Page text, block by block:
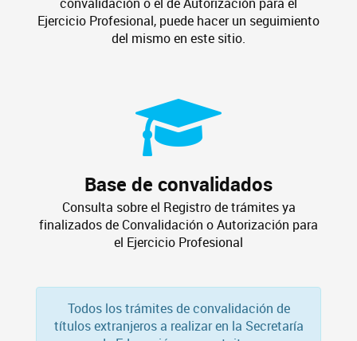
Ejercicio Profesional, puede hacer un seguimiento
del mismo en este sitio.
Base de convalidados
Consulta sobre el Registro de trámites ya
finalizados de Convalidación o Autorización para
el Ejercicio Profesional
Todos los trámites de convalidación de
títulos extranjeros a realizar en la Secretaría